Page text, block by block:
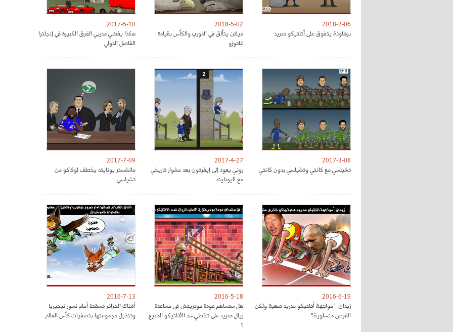
2018-2-06
برشلونة يتفوق على أتلتيكو مدريد
2018-5-02
ميلان يتألق في الدوري والكأس بقيادة
غاتوزو
2017-5-10
هكذا يقضي مدربي الفرق الكبيرة في إنجلترا
الفاصل الدولي
2017-3-08
تشيلسي مع كانتي وتشيلسي بدون كانتي
2017-4-27
روني يعود إلى إيفرتون بعد مشوار تاريخي
مع اليونايتد
2017-7-09
مانشستر يونايتد يخطف لوكاكو من
تشيلسي
2016-6-19
زيدان: "مواجهة أتلتيكو مدريد صعبة ولكن
الفرص متساوية"
2016-5-18
هل ستساهم عودة مودريتش في مساعدة
ريال مدريد على تخطي سد الأتلتيكو المنيع
؟
2016-7-13
أفناك الجزائر تسقط أمام نسور نيجيريا
وتتذيل مجموعتها بتصفيات كأس العالم